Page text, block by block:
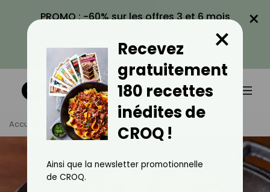
PROMO : -60% sur les offres 3 et 6 mois
VOIR LA PROMO
×
Accueil Tag Cuisine Espagnole
Recevez
gratuitement
180 recettes
inédites de
CROQ !
×
Ainsi que la newsletter promotionnelle
de CROQ.